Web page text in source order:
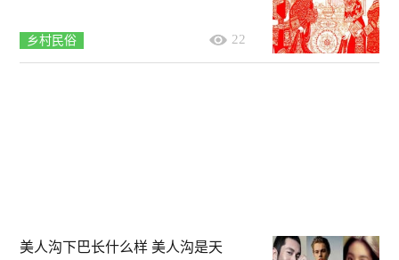
乡村民俗 22
美人沟下巴长什么样 美人沟是天